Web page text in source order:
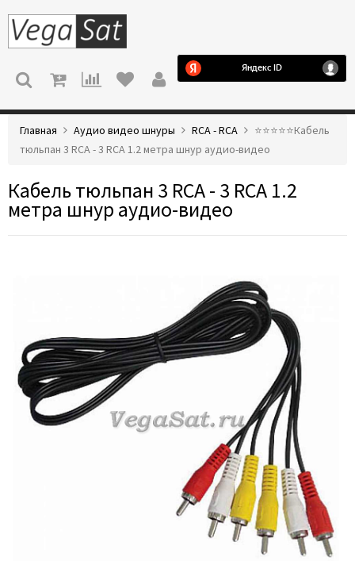
МЕНЮ
Главная Аудио видео шнуры RCA - RCA
⭐️⭐️⭐️⭐️⭐️Кабель
тюльпан 3 RCA - 3 RCA 1.2 метра шнур аудио-видео
Кабель тюльпан 3 RCA - 3 RCA 1.2
метра шнур аудио-видео